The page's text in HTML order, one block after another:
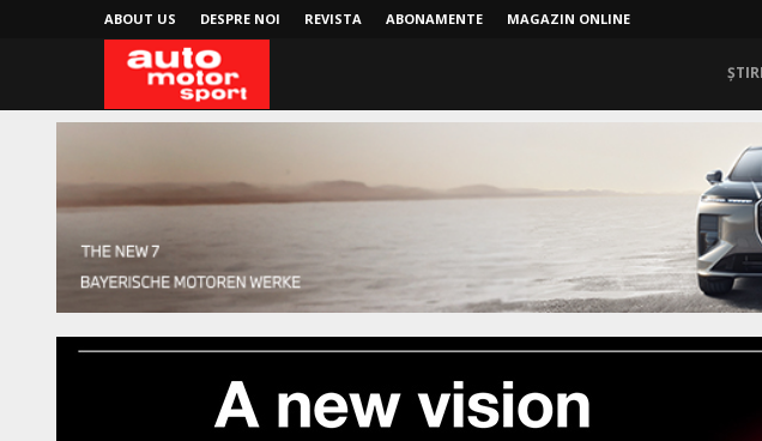
ABOUT US DESPRE NOI REVISTA ABONAMENTE MAGAZIN ONLINE
ȘTIRI